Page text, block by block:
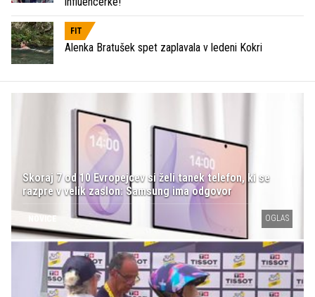
FIT
Alenka Bratušek spet zaplavala v ledeni Kokri
Skoraj 7 od 10 Evropejcev si želi tanek telefon, ki se
razpre v velik zaslon: Samsung ima odgovor
OGLAS